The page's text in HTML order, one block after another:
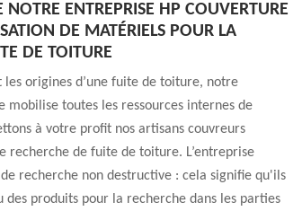
NOTRE ENTREPRISE HP COUVERTURE
DE MATÉRIELS POUR LA
DE TOITURE
origines d’une fuite de toiture, notre
mobilise toutes les ressources internes de
à votre profit nos artisans couvreurs
recherche de fuite de toiture. L’entreprise
recherche non destructive : cela signifie qu'ils
des produits pour la recherche dans les parties